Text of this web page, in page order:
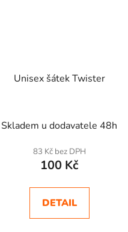
Unisex šátek Twister
Skladem u dodavatele 48h
83 Kč bez DPH
100 Kč
DETAIL